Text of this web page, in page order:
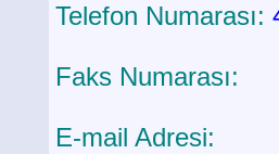
Telefon Numarası:
Faks Numarası:
E-mail Adresi: